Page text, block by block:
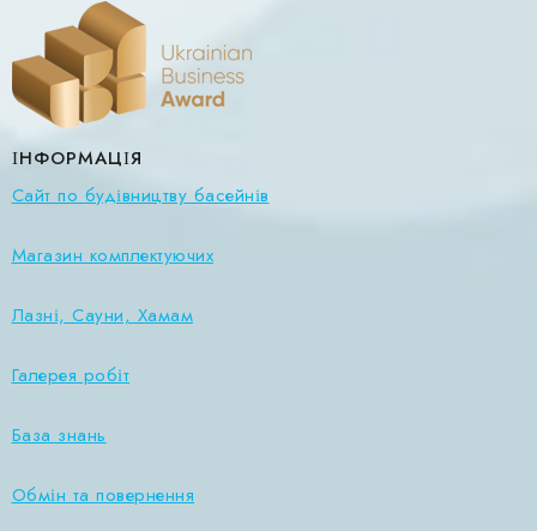
ІНФОРМАЦІЯ
Сайт по будівництву басейнів
Магазин комплектуючих
Лазні, Сауни, Хамам
Галерея робіт
База знань
Обмін та повернення